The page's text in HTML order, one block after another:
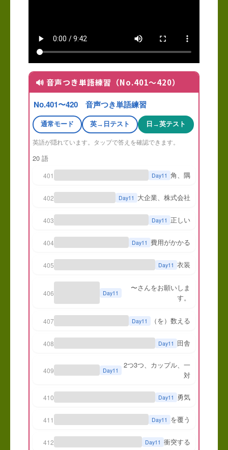
🔊 音声つき単語練習（No.401〜420）